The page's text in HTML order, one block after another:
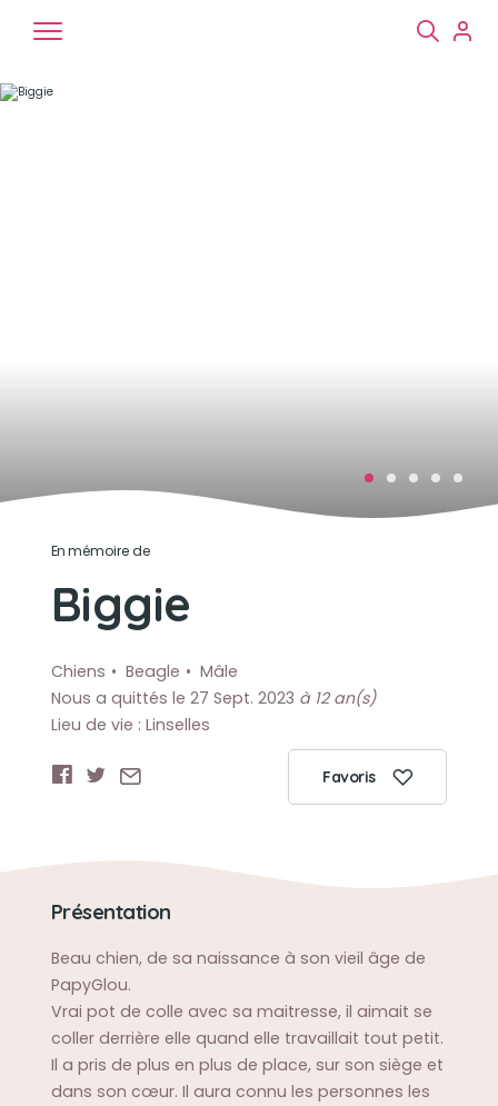
En mémoire de
Biggie
Chiens Beagle
Mâle
Nous a quittés le 27 Sept. 2023 à 12 an(s)
Lieu de vie : Linselles
Favoris
Présentation
Beau chien, de sa naissance à son vieil âge de
PapyGlou.
Vrai pot de colle avec sa maitresse, il aimait se
coller derrière elle quand elle travaillait tout petit.
Il a pris de plus en plus de place, sur son siège et
dans son cœur. Il aura connu les personnes les